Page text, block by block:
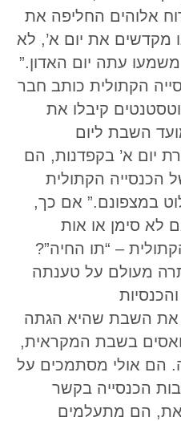
אלוהים החליפה את
מקדשים את יום א’, לא
עתה יום האדון.”
הקתולית כותב חבר
קיבלו את
השבת ליום
יום א’ בקפדנות, הם
הקתולית
במצפונם.” אם כך,
לא סימן או אות
– “תו החיה”?
מעולם על טענתה
את השבת שהיא הגתה
בשבת המקראית,
הם אולי מסתמכים על
הכנסייה בקשר
הם מתעלמים